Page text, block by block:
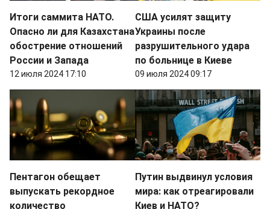
Итоги саммита НАТО.
Опасно ли для Казахстана
обострение отношений
России и Запада
12 июля 2024 17:10
США усилят защиту
Украины после
разрушительного удара
по больнице в Киеве
09 июля 2024 09:17
Пентагон обещает
выпускать рекордное
количество
Путин выдвинул условия
мира: как отреагировали
Киев и НАТО?